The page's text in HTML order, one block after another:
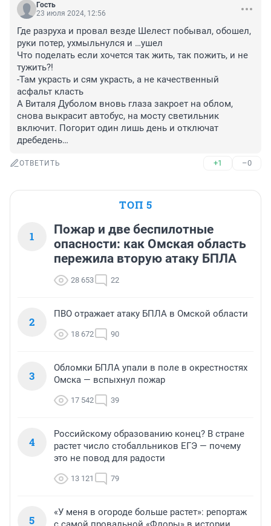
Гость
23 июля 2024, 12:56
Где разруха и провал везде Шелест побывал, обошел,
руки потер, ухмыльнулся и …ушел
Что поделать если хочется так жить, так пожить, и не
тужить?!
-Там украсть и сям украсть, а не качественный
асфальт класть
А Виталя Дуболом вновь глаза закроет на облом,
снова выкрасит автобус, на мосту светильник
включит. Погорит один лишь день и отключат
дребедень…
ОТВЕТИТЬ +1 –0
ТОП 5
1
Пожар и две беспилотные
опасности: как Омская область
пережила вторую атаку БПЛА
28 653 22
2
ПВО отражает атаку БПЛА в Омской области
18 672 90
3
Обломки БПЛА упали в поле в окрестностях
Омска — вспыхнул пожар
17 542 39
4
Российскому образованию конец? В стране
растет число стобалльников ЕГЭ — почему
это не повод для радости
13 121 79
5
«У меня в огороде больше растет»: репортаж